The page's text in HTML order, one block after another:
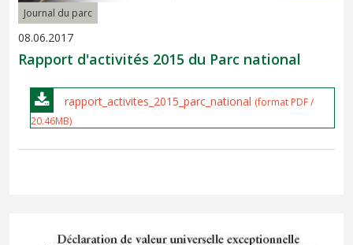
Journal du parc
08.06.2017
Rapport d'activités 2015 du Parc national
rapport_activites_2015_parc_national (format PDF /
20.46MB)